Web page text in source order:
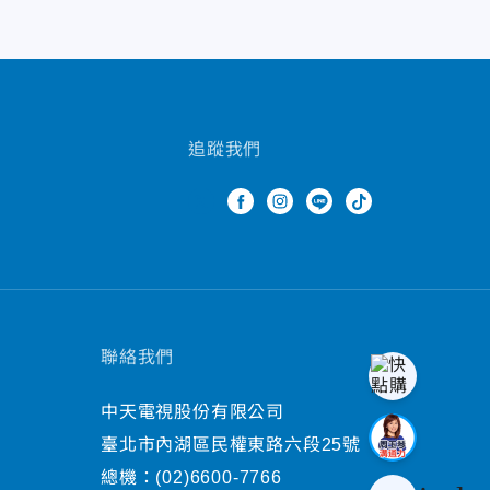
追蹤我們
聯絡我們
中天電視股份有限公司
臺北市內湖區民權東路六段25號
總機： (02)6600-7766